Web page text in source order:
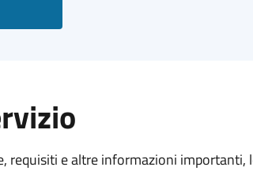
requisiti e altre informazioni importanti,